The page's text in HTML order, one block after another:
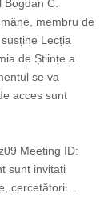
C.
membru de
Lecția
de Științe a
se va
acces sunt
Meeting ID:
sunt invitați
cercetătorii...